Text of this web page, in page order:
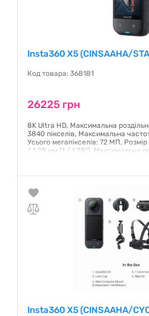
Insta360 X5 (CINSAAHA/
Код товара: 368181
26225 грн
8K Ultra HD, Максимальна
3840 пікселів, Максимальна
Усього мегапікселів: 72 МП,
/ 1,28 мм (1 / 1.28"), Максимальна
Чуттєвість по ISO: 100, 125, 160,
Гарантия:
Insta360 X5 (CINSAAHA/